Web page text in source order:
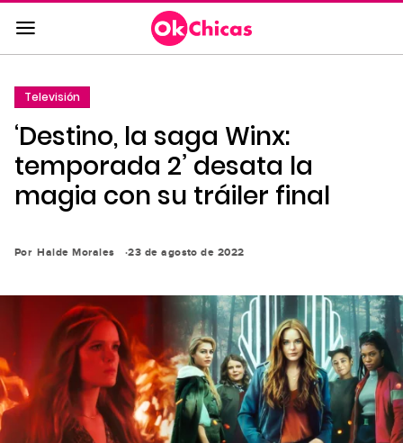
Saltar
al
contenido
la
navegación
principal
Televisión
‘Destino, la saga Winx:
temporada 2’ desata la
magia con su tráiler final
Por Haide Morales 23 de agosto de 2022